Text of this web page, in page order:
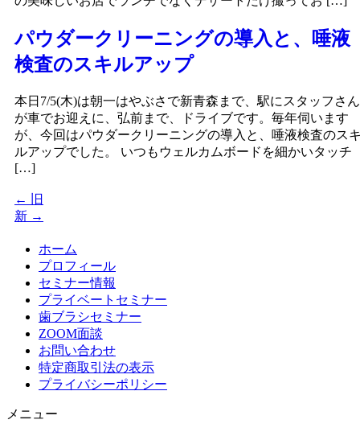
パウダークリーニングの導入と、唾液
検査のスキルアップ
本日7/5(木)は朝一はやぶさで新青森まで、駅にスタッフさん
が車でお迎えに、弘前まで、ドライブです。毎年伺います
が、今回はパウダークリーニングの導入と、唾液検査のス
ルアップでした。 いつもウェルカムボードを細かいタッチ
[…]
←
旧
新 →
ホーム
プロフィール
セミナー情報
プライベートセミナー
歯ブラシセミナー
ZOOM面談
お問い合わせ
特定商取引法の表示
プライバシーポリシー
メニュー